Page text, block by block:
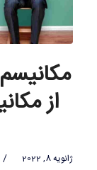
از
ژانویه 8, 2022 /